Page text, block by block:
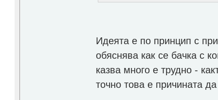
Идеята е по принцип с
обяснява как се бачка с
казва много е трудно -
точно това е причината